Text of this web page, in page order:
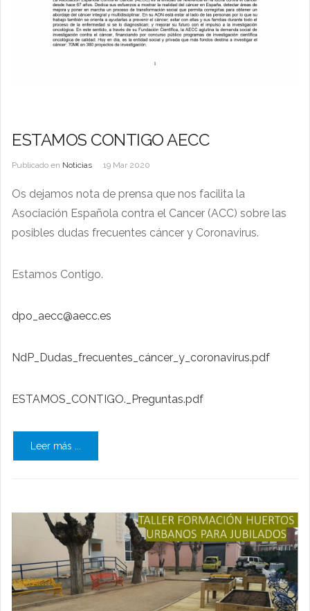
ESTAMOS CONTIGO AECC
Publicado en Noticias 19 Mar 2020
Os dejamos nota de prensa que nos facilita la
Asociación Española contra el Cancer (ACC) sobre las
posibles dudas frecuentes cáncer y Coronavirus.
Estamos Contigo.
dpo_aecc@aecc.es
NdP_Dudas_frecuentes_cáncer_y_coronavirus.pdf
ESTAMOS_CONTIGO._Preguntas.pdf
Leer más ...